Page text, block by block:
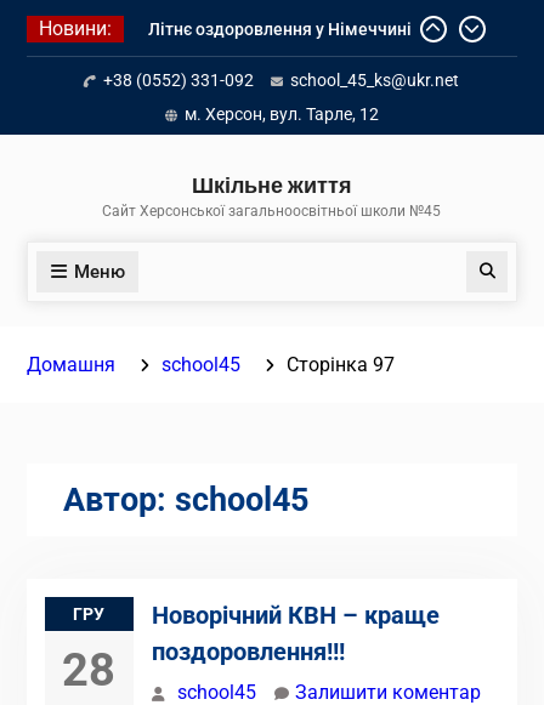
Перейти
Новини:
Літнє оздоровлення у Німеччині
Діалог з бізнесом
Інформація про вступ молоді з
тимчасово окупованих територій
до українських закладів освіти
+38 (0552) 331-092
school_45_ks@ukr.net
м. Херсон, вул. Тарле, 12
Шкільне життя
Сайт Херсонської загальноосвітньої школи №45
Меню Пошук
Домашня school45 Сторінка 97
Автор: school45
ГРУ
28
Новорічний КВН – краще
поздоровлення!!!
school45
Залишити коментар